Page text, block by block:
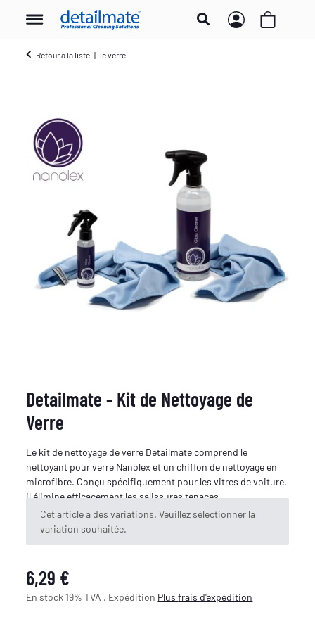
Retour à la liste le verre
Detailmate - Kit de Nettoyage de
Verre
Le kit de nettoyage de verre Detailmate comprend le
nettoyant pour verre Nanolex et un chiffon de nettoyage en
microfibre. Conçu spécifiquement pour les vitres de voiture,
il élimine efficacement les salissures tenaces.
x
Cet article a des variations. Veuillez sélectionner la
variation souhaitée.
6,29 €
En stock 19% TVA , Expédition Plusfrais d'expédition